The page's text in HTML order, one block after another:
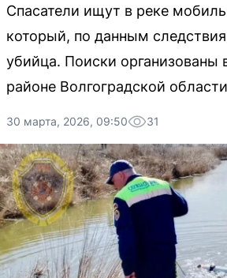
Спасатели ищут в реке
который, по данным
убийца. Поиски организованы
районе Волгоградской
30 марта, 2026, 09:50 31